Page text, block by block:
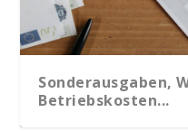
Sonderausgaben,
Betriebskosten...